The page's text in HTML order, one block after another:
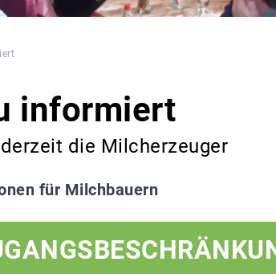
informiert
die Milcherzeuger
für Milchbauern